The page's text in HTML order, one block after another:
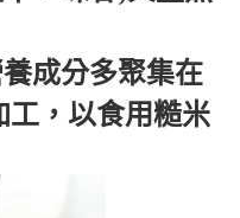
成分多聚集在
工，以食用糙米